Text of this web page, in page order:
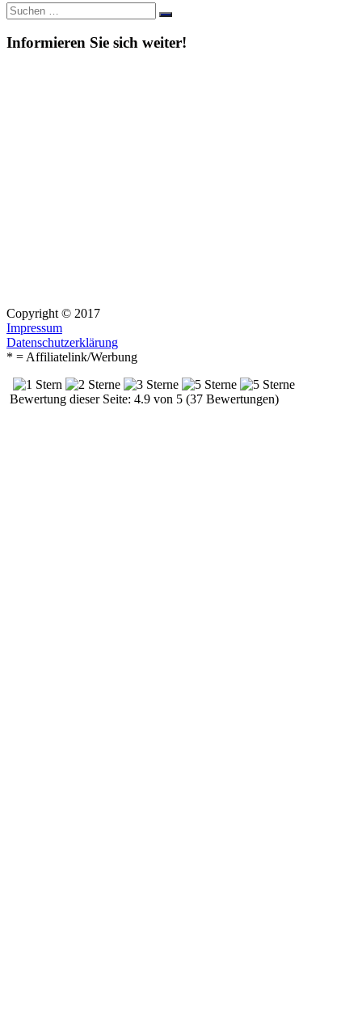
Suche
nach:
Suchen
Informieren Sie sich weiter!
Copyright © 2017
Impressum
Datenschutzerklärung
* = Affiliatelink/Werbung
Bewertung dieser Seite: 4.9 von 5 (37 Bewertungen)